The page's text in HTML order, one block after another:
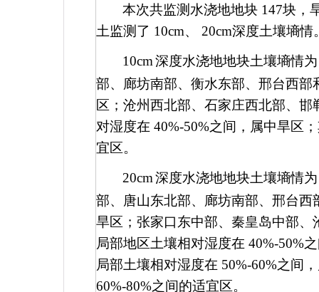
本次共监测水浇地地块 147块，
土监测了 10cm、 20cm深度土壤墒情
10cm 深度水浇地地块土壤墒情
部、廊坊南部、衡水东部、邢台西
区；沧州西北部、石家庄西北部、
对湿度在 40%-50%之间，属中旱区
宜区。
20cm 深度水浇地地块土壤墒情
部、唐山东北部、廊坊南部、邢台
旱区；张家口东中部、秦皇岛中部
局部地区土壤相对湿度在 40%-50%
局部土壤相对湿度在 50%-60%之间
60%-80%之间的适宜区。